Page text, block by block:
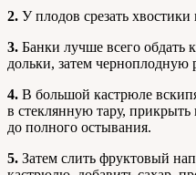
2. У плодов срезать хвостики
3. Банки лучше всего обдать
дольки, затем черноплодную
4. В большой кастрюле
в стеклянную тару,
до полного остывания.
5. Затем слить фруктовый